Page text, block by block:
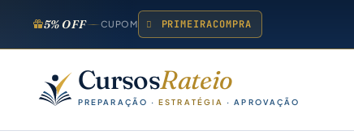
5% OFF CUPOM PRIMEIRACOMPRA
CursosRateio
PREPARAÇÃO ·ESTRATÉGIA · APROVAÇÃO